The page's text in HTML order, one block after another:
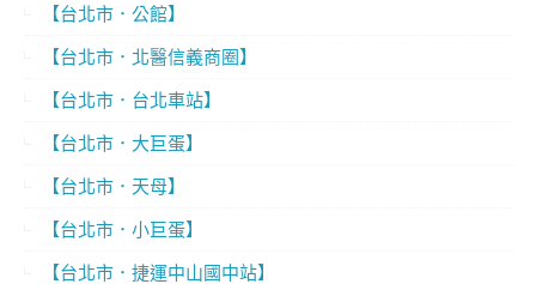
【台北市．公館】
【台北市．北醫信義商圈】
【台北市．台北車站】
【台北市．大巨蛋】
【台北市．天母】
【台北市．小巨蛋】
【台北市．捷運中山國中站】